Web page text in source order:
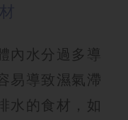
內水分過多導
易導致濕氣滯
水的食材，如